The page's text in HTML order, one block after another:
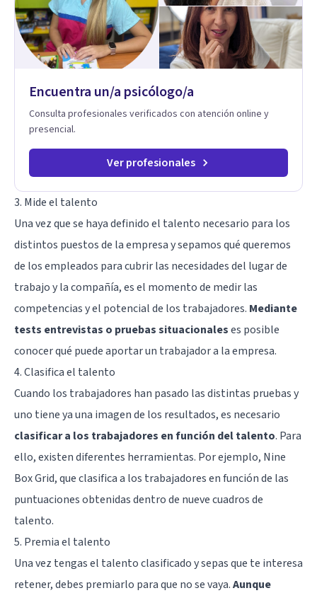
Encuentra un/a psicólogo/a
Consulta profesionales verificados con atención online y
presencial.
Ver profesionales
3. Mide el talento
Una vez que se haya definido el talento necesario para los
distintos puestos de la empresa y sepamos qué queremos
de los empleados para cubrir las necesidades del lugar de
trabajo y la compañía, es el momento de medir las
competencias y el potencial de los trabajadores. Mediante
tests entrevistas o pruebas situacionaleses posible
conocer qué puede aportar un trabajador a la empresa.
4. Clasifica el talento
Cuando los trabajadores han pasado las distintas pruebas y
uno tiene ya una imagen de los resultados, es necesario
clasificar a los trabajadores en función del talento. Para
ello, existen diferentes herramientas. Por ejemplo, Nine
Box Grid, que clasifica a los trabajadores en función de las
puntuaciones obtenidas dentro de nueve cuadros de
talento.
5. Premia el talento
Una vez tengas el talento clasificado y sepas que te interesa
retener, debes premiarlo para que no se vaya.Aunque